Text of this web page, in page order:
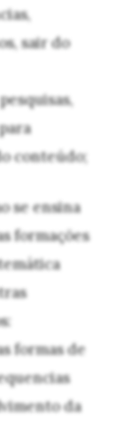
sair do
conteúdo;
se ensina
formações
formas de
da